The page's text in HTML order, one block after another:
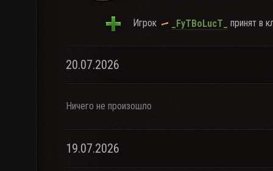
Игрок _FyTBoLucT_ принят в
20.07.2026
Ничего не произошло
19.07.2026